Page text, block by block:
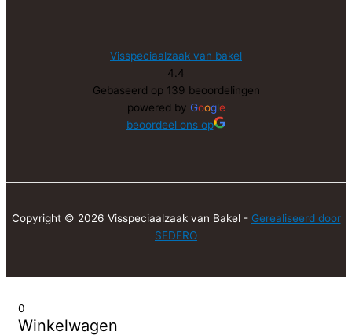
Visspeciaalzaak van bakel
4.4
Gebaseerd op 139 beoordelingen
powered by Google
beoordeel ons op
Copyright © 2026 Visspeciaalzaak van Bakel - Gerealiseerd door
SEDERO
0
Winkelwagen